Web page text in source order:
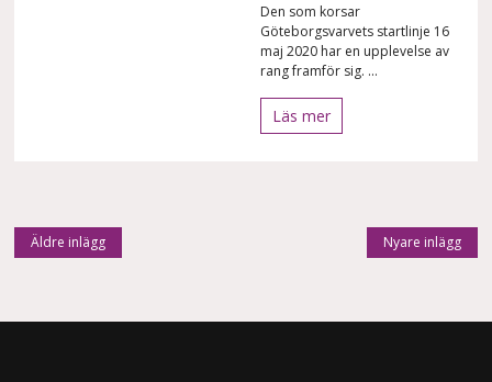
Den som korsar
Göteborgsvarvets startlinje 16
maj 2020 har en upplevelse av
rang framför sig. ...
Läs mer
Inläggsnavigering
Äldre inlägg Nyare inlägg